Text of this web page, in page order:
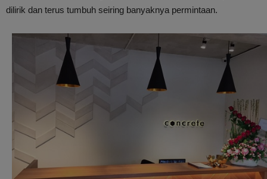
dilirik dan terus tumbuh seiring banyaknya permintaan.